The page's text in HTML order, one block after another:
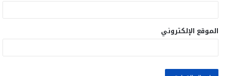
الموقع الإلكتروني